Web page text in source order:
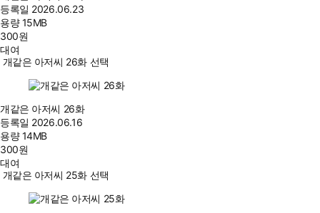
등록일 2026.06.23
용량15MB
300원
대여
개같은 아저씨 26화 선택
개같은 아저씨 26화
등록일 2026.06.16
용량14MB
300원
대여
개같은 아저씨 25화 선택